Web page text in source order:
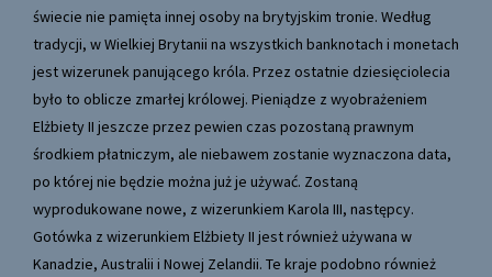
świecie nie pamięta innej osoby na brytyjskim tronie. Według
tradycji, w Wielkiej Brytanii na wszystkich banknotach i monetach
jest wizerunek panującego króla. Przez ostatnie dziesięciolecia
było to oblicze zmarłej królowej. Pieniądze z wyobrażeniem
Elżbiety II jeszcze przez pewien czas pozostaną prawnym
środkiem płatniczym, ale niebawem zostanie wyznaczona data,
po której nie będzie można już je używać. Zostaną
wyprodukowane nowe, z wizerunkiem Karola III, następcy.
Gotówka z wizerunkiem Elżbiety II jest również używana w
Kanadzie, Australii i Nowej Zelandii. Te kraje podobno również